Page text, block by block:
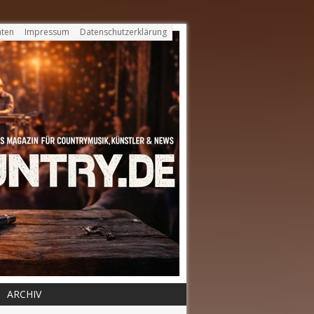
Impressum Datenschutzerklärung
ARCHIV